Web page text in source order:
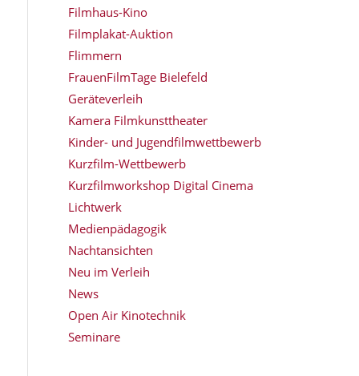
Filmhaus-Kino
Filmplakat-Auktion
Flimmern
FrauenFilmTage Bielefeld
Geräteverleih
Kamera Filmkunsttheater
Kinder- und Jugendfilmwettbewerb
Kurzfilm-Wettbewerb
Kurzfilmworkshop Digital Cinema
Lichtwerk
Medienpädagogik
Nachtansichten
Neu im Verleih
News
Open Air Kinotechnik
Seminare